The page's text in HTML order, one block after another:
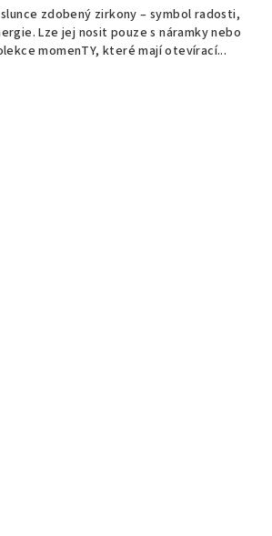
zdobený zirkony – symbol radosti,
Lze jej nosit pouze s náramky nebo
momenTY, které mají otevírací...